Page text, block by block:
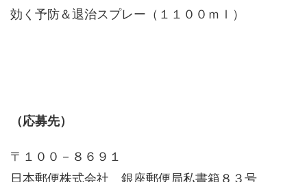
効く予防＆退治スプレー（１１００ｍｌ）
（応募先）
〒１００－８６９１
日本郵便株式会社 銀座郵便局私書箱８３号